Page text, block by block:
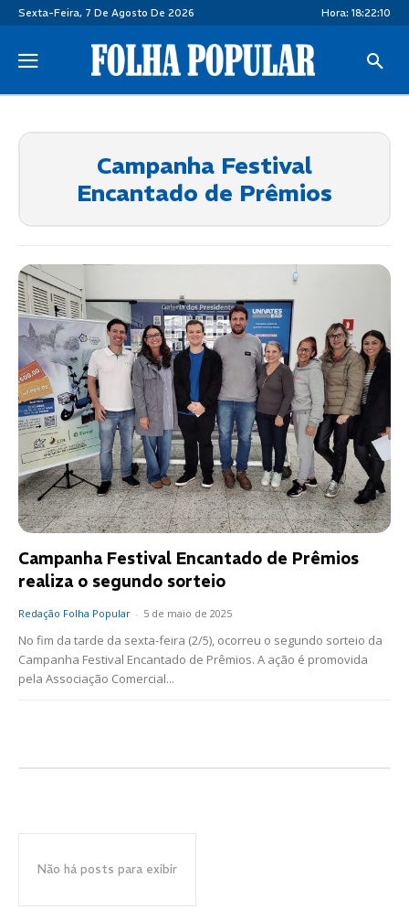
Sexta-Feira, 7 De Agosto De 2026 Hora: 18:22:10
Campanha Festival
Encantado de Prêmios
Campanha Festival Encantado de Prêmios
realiza o segundo sorteio
Redação Folha Popular - 5 de maio de 2025
No fim da tarde da sexta-feira (2/5), ocorreu o segundo sorteio da
Campanha Festival Encantado de Prêmios. A ação é promovida
pela Associação Comercial...
Não há posts para exibir